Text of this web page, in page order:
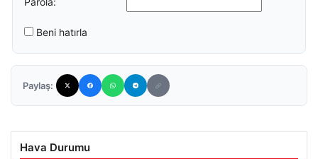
Beni hatırla
Paylaş:
Hava Durumu